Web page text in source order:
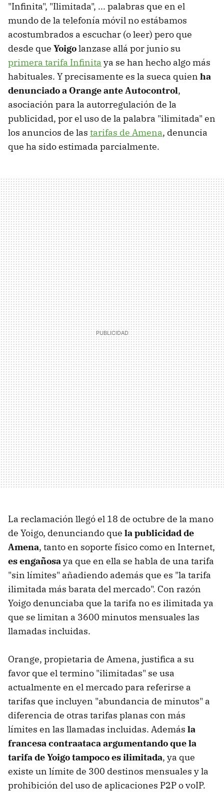
"Infinita", "Ilimitada", ... palabras que en el
mundo de la telefonía móvil no estábamos
acostumbrados a escuchar (o leer) pero que
desde que Yoigolanzase allá por junio su
primera tarifa Infinita ya se han hecho algo más
habituales. Y precisamente es la sueca quien ha
denunciado a Orange ante Autocontrol,
asociación para la autorregulación de la
publicidad, por el uso de la palabra "ilimitada" en
los anuncios de las tarifas de Amena, denuncia
que ha sido estimada parcialmente.
La reclamación llegó el 18 de octubre de la mano
de Yoigo, denunciando que la publicidad de
Amena, tanto en soporte físico como en Internet,
es engañosaya que en ella se habla de una tarifa
"sin límites" añadiendo además que es "la tarifa
ilimitada más barata del mercado". Con razón
Yoigo denunciaba que la tarifa no es ilimitada ya
que se limitan a 3600 minutos mensuales las
llamadas incluidas.
Orange, propietaria de Amena, justifica a su
favor que el termino "ilimitadas" se usa
actualmente en el mercado para referirse a
tarifas que incluyen "abundancia de minutos" a
diferencia de otras tarifas planas con más
límites en las llamadas incluidas. Además la
francesa contraataca argumentando que la
tarifa de Yoigo tampoco es ilimitada, ya que
existe un límite de 300 destinos mensuales y la
prohibición del uso de aplicaciones P2P o voIP.